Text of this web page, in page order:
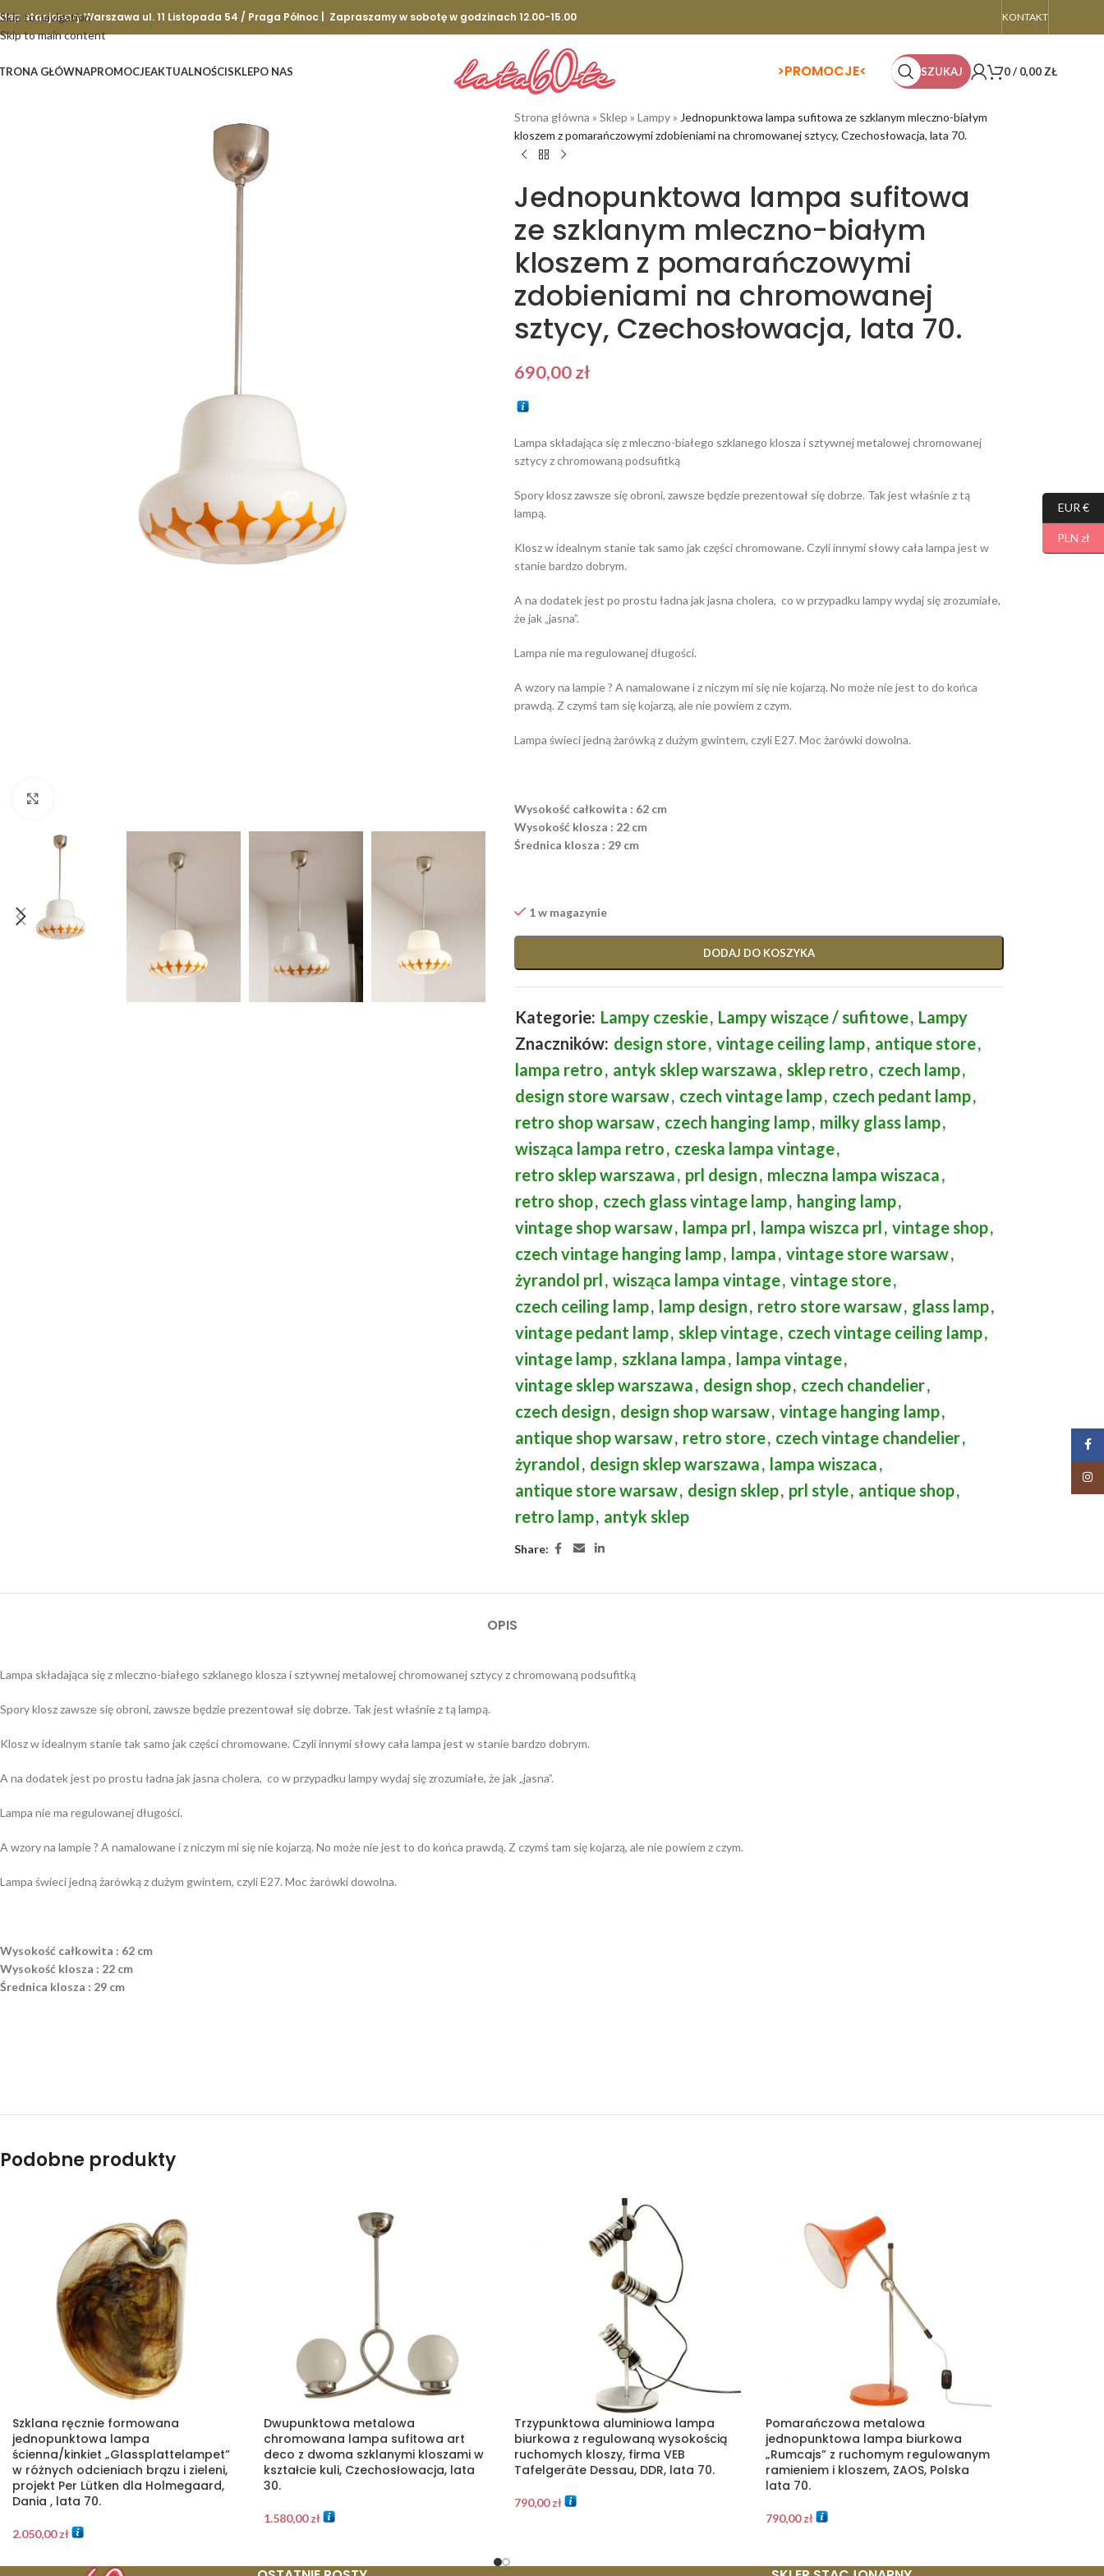
Skip to navigation
Skip to main content
stacjonary Warszawa ul. 11 Listopada 54 / Praga Północ | Zapraszamy w sobotę w godzinach 12.00-15.00 KONTAKT
GŁÓWNAPROMOCJEAKTUALNOŚCISKLEPO NAS >PROMOCJE< SZUKAJ 0/ 0,00 ZŁ
Strona główna » Sklep » Lampy» Jednopunktowa lampa sufitowa ze szklanym mleczno-białym
kloszem z pomarańczowymi zdobieniami na chromowanej sztycy, Czechosłowacja, lata 70.
Jednopunktowa lampa sufitowa
ze szklanym mleczno-białym
kloszem z pomarańczowymi
zdobieniami na chromowanej
sztycy, Czechosłowacja, lata 70.
690,00zł
Lampa składająca się z mleczno-białego szklanego klosza i sztywnej metalowej chromowanej
sztycy z chromowaną podsufitką
Spory klosz zawsze się obroni, zawsze będzie prezentował się dobrze. Tak jest właśnie z tą
lampą.
Klosz w idealnym stanie tak samo jak części chromowane. Czyli innymi słowy cała lampa jest w
stanie bardzo dobrym.
A na dodatek jest po prostu ładna jak jasna cholera, co w przypadku lampy wydaj się zrozumiałe,
że jak „jasna”.
Lampa nie ma regulowanej długości.
A wzory na lampie ? A namalowane i z niczym mi się nie kojarzą. No może nie jest to do końca
prawdą. Z czymś tam się kojarzą, ale nie powiem z czym.
Lampa świeci jedną żarówką z dużym gwintem, czyli E27. Moc żarówki dowolna.
Wysokość całkowita : 62 cm
Wysokość klosza : 22 cm
Średnica klosza : 29 cm
1 w magazynie
DODAJ DO KOSZYKA
Kategorie: Lampy czeskie, Lampy wiszące / sufitowe, Lampy
Znaczników: design store, vintage ceiling lamp, antique store,
lampa retro, antyk sklep warszawa, sklep retro, czech lamp,
design store warsaw, czech vintage lamp, czech pedant lamp,
retro shop warsaw, czech hanging lamp, milky glass lamp,
wisząca lampa retro, czeska lampa vintage,
retro sklep warszawa, prl design, mleczna lampa wiszaca,
retro shop, czech glass vintage lamp, hanging lamp,
vintage shop warsaw, lampa prl, lampa wiszca prl, vintage shop,
czech vintage hanging lamp, lampa, vintage store warsaw,
żyrandol prl, wisząca lampa vintage, vintage store,
czech ceiling lamp, lamp design, retro store warsaw, glass lamp,
vintage pedant lamp, sklep vintage, czech vintage ceiling lamp,
vintage lamp, szklana lampa, lampa vintage,
vintage sklep warszawa, design shop, czech chandelier,
czech design, design shop warsaw, vintage hanging lamp,
antique shop warsaw, retro store, czech vintage chandelier,
żyrandol, design sklep warszawa, lampa wiszaca,
antique store warsaw, design sklep, prl style, antique shop,
retro lamp, antyk sklep
Share:
OPIS
Lampa składająca się z mleczno-białego szklanego klosza i sztywnej metalowej chromowanej sztycy z chromowaną podsufitką
Spory klosz zawsze się obroni, zawsze będzie prezentował się dobrze. Tak jest właśnie z tą lampą.
Klosz w idealnym stanie tak samo jak części chromowane. Czyli innymi słowy cała lampa jest w stanie bardzo dobrym.
A na dodatek jest po prostu ładna jak jasna cholera, co w przypadku lampy wydaj się zrozumiałe, że jak „jasna”.
Lampa nie ma regulowanej długości.
A wzory na lampie ? A namalowane i z niczym mi się nie kojarzą. No może nie jest to do końca prawdą. Z czymś tam się kojarzą, ale nie powiem z czym.
Lampa świeci jedną żarówką z dużym gwintem, czyli E27. Moc żarówki dowolna.
Wysokość całkowita : 62 cm
Wysokość klosza : 22 cm
Średnica klosza : 29 cm
Podobne produkty
Szklana ręcznie formowana
jednopunktowa lampa
ścienna/kinkiet „Glassplattelampet”
w różnych odcieniach brązu i zieleni,
projekt Per Lütken dla Holmegaard,
Dania , lata 70.
2.050,00zł
Dwupunktowa metalowa
chromowana lampa sufitowa art
deco z dwoma szklanymi kloszami w
kształcie kuli, Czechosłowacja, lata
30.
1.580,00zł
Trzypunktowa aluminiowa lampa
biurkowa z regulowaną wysokością
ruchomych kloszy, firma VEB
Tafelgeräte Dessau, DDR, lata 70.
790,00zł
Pomarańczowa metalowa
jednopunktowa lampa biurkowa
„Rumcajs” z ruchomym regulowanym
ramieniem i kloszem, ZAOS, Polska
lata 70.
790,00zł
EUR €
PLN zł